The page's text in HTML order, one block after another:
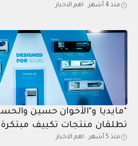
ريال وتأييد الحكم الابتدائي
منذ 4 أشهر . اهم الاخبار
"مايديا و"الأخوان حسين
تطلقان منتجات تكييف
منذ 5 أشهر . اهم الاخبار